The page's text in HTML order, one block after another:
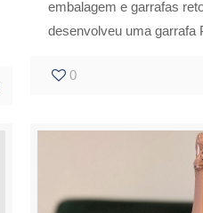
embalagem e garrafas
desenvolveu uma garrafa
0